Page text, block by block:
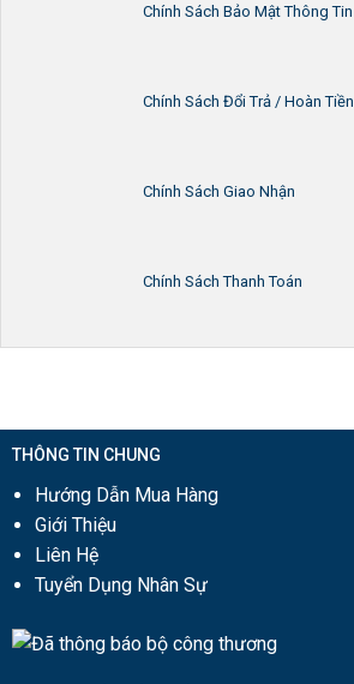
Chính Sách Bảo Mật Thông Tin
Chính Sách Đổi Trả / Hoàn Tiền
Chính Sách Giao Nhận
Chính Sách Thanh Toán
THÔNG TIN CHUNG
Hướng Dẫn Mua Hàng
Giới Thiệu
Liên Hệ
Tuyển Dụng Nhân Sự